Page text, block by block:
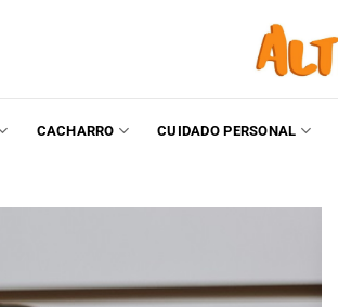
CACHARRO CUIDADO PERSONAL